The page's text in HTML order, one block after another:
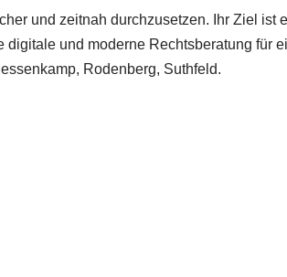
und zeitnah durchzusetzen. Ihr Ziel
und moderne Rechtsberatung für
Rodenberg, Suthfeld.